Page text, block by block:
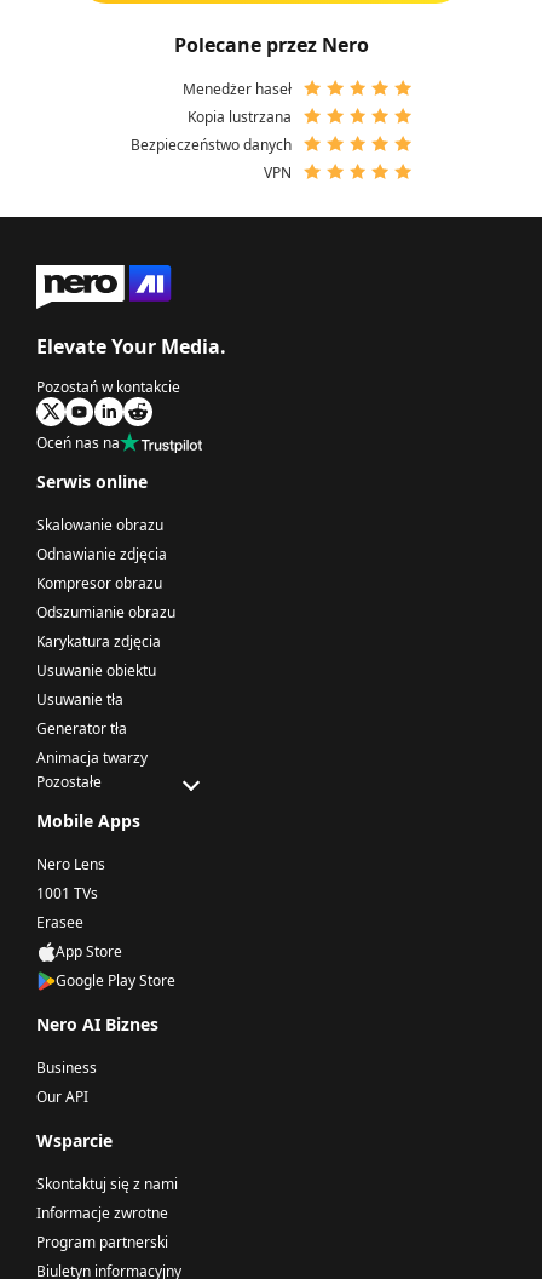
Polecane przez Nero
Menedżer haseł
Kopia lustrzana
Bezpieczeństwo danych
VPN
Elevate Your Media.
Pozostań w kontakcie
Oceń nas na
Serwis online
Skalowanie obrazu
Odnawianie zdjęcia
Kompresor obrazu
Odszumianie obrazu
Karykatura zdjęcia
Usuwanie obiektu
Usuwanie tła
Generator tła
Animacja twarzy
Pozostałe
Mobile Apps
Nero Lens
1001 TVs
Erasee
App Store
Google Play Store
Nero AI Biznes
Business
Our API
Wsparcie
Skontaktuj się z nami
Informacje zwrotne
Program partnerski
Biuletyn informacyjny